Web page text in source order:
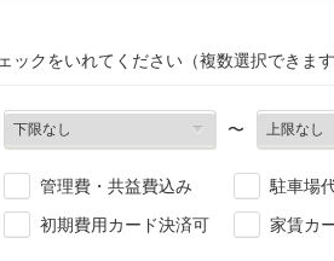
ックをいれてください（複数選択できま
〜
管理費・共益費込み
駐車場
初期費用カード決済可
家賃カ